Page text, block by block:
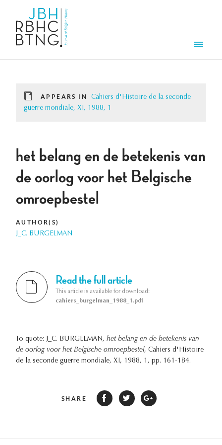
APPEARS IN
Cahiers d'Histoire de la seconde
guerre mondiale, XI, 1988, 1
het belang en de betekenis van
de oorlog voor het Belgische
omroepbestel
AUTHOR(S)
J_C. BURGELMAN
Read the full article
This article is available for download:
cahiers_burgelman_1988_1.pdf
To quote: J_C. BURGELMAN, het belang en de betekenis van
de oorlog voor het Belgische omroepbestel, Cahiers d'Histoire
de la seconde guerre mondiale, XI, 1988, 1, pp. 161-184.
SHARE